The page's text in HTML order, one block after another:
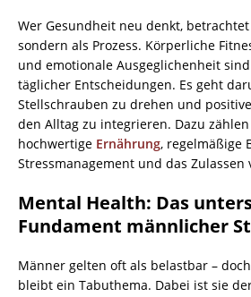
Wer Gesundheit neu denkt,
sondern als Prozess. Körperliche
und emotionale Ausgeglichenheit
täglicher Entscheidungen. Es geht
Stellschrauben zu drehen und
den Alltag zu integrieren. Dazu
hochwertige Ernährung, regelmäßige
Stressmanagement und das Zulassen
Mental Health: Das
Fundament männlicher
Männer gelten oft als belastbar –
bleibt ein Tabuthema. Dabei ist sie